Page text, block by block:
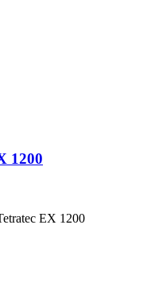
1200
EX 1200